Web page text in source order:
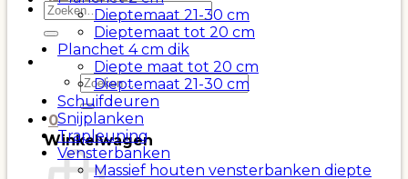
Zoeken
naar:
Zoeken
naar:
0
Winkelwagen
Dieptemaat 21-30 cm
Dieptemaat tot 20 cm
Planchet 4 cm dik
Diepte maat tot 20 cm
Dieptemaat 21-30 cm
Schuifdeuren
Snijplanken
Trapleuning
Vensterbanken
Massief houten vensterbanken diepte